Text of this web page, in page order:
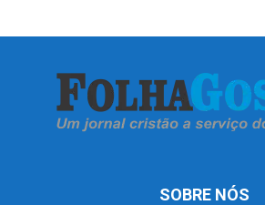
SOBRE NÓS